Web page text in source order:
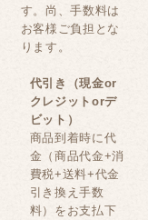
す。尚、手数料は
お客様ご負担とな
ります。
代引き（現金or
クレジットorデ
ビット）
商品到着時に代
金（商品代金+消
費税+送料+代金
引き換え手数
料）をお支払下